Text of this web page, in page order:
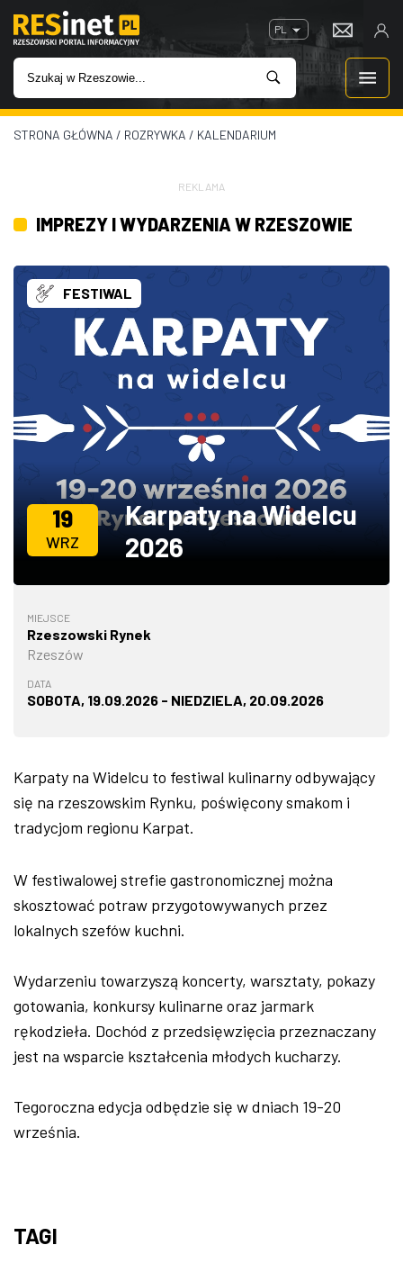
PL
WIADOMOŚCI
IMPREZY
ROZRYWKA
W KINACH
GASTRONOMIA
ZDJĘCIA
W RZESZOWIE
STRONA GŁÓWNA / ROZRYWKA / KALENDARIUM
REKLAMA
IMPREZY I WYDARZENIA W RZESZOWIE
FESTIWAL
19
WRZ
Karpaty na Widelcu
2026
MIEJSCE
Rzeszowski Rynek
Rzeszów
DATA
SOBOTA, 19.09.2026 - NIEDZIELA, 20.09.2026
Karpaty na Widelcu to festiwal kulinarny odbywający
się na rzeszowskim Rynku, poświęcony smakom i
tradycjom regionu Karpat.
W festiwalowej strefie gastronomicznej można
skosztować potraw przygotowywanych przez
lokalnych szefów kuchni.
Wydarzeniu towarzyszą koncerty, warsztaty, pokazy
gotowania, konkursy kulinarne oraz jarmark
rękodzieła. Dochód z przedsięwzięcia przeznaczany
jest na wsparcie kształcenia młodych kucharzy.
Tegoroczna edycja odbędzie się w dniach 19-20
września.
TAGI